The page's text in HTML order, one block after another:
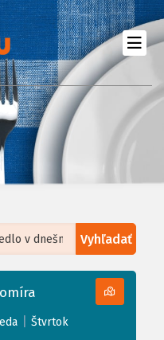
Vyhľadať
ofHumanitarian OpenStreetMap
Štvrtok